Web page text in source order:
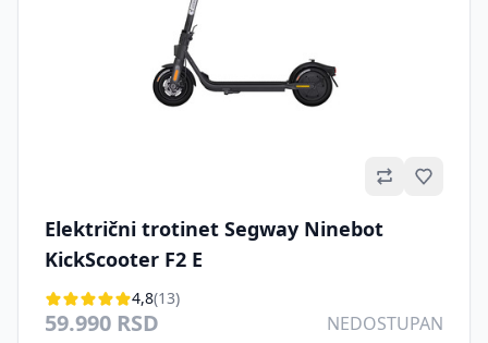
Električni trotinet Segway Ninebot
KickScooter F2 E
4,8(13)
59.990 RSD NEDOSTUPAN